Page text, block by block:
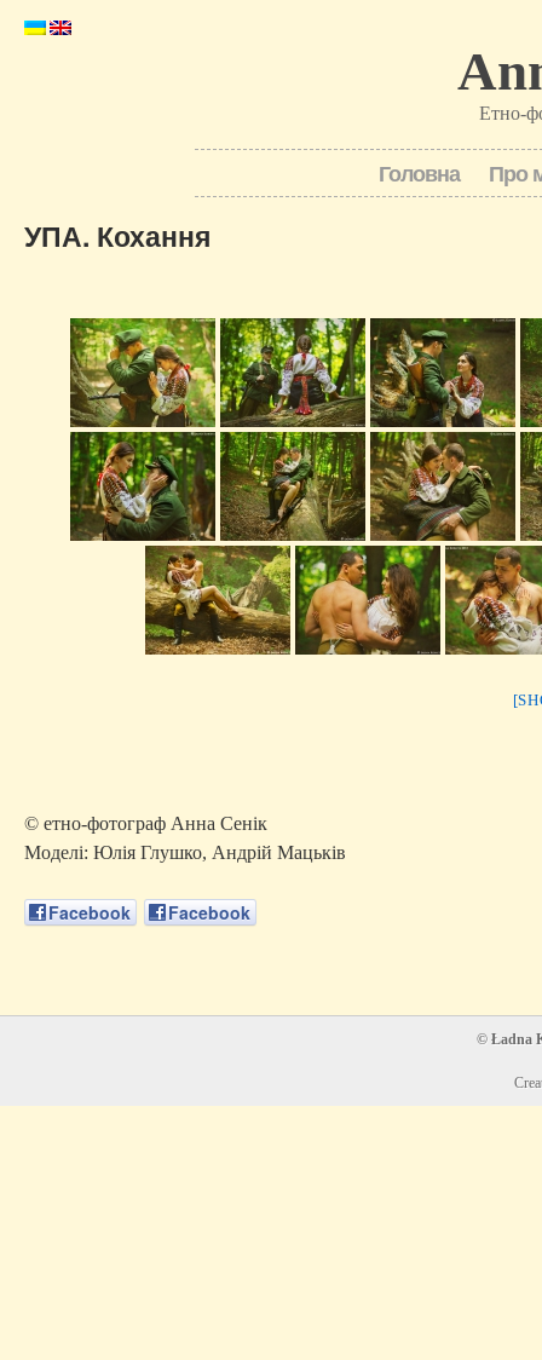
Етно-
Головна Про
УПА. Кохання
© етно-фотограф Анна Сенік
Моделі: Юлія Глушко, Андрій Мацьків
Facebook Facebook
© Ładna